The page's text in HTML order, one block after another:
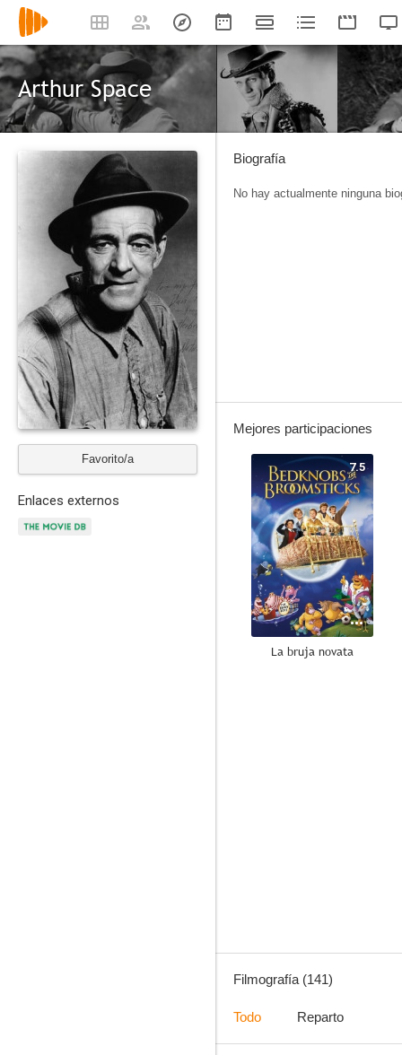
Arthur Space
Favorito/a
Enlaces externos
Biografía
No hay actualmente ninguna
Mejores participaciones
7.5
La bruja novata
Filmografía (141)
Todo Reparto